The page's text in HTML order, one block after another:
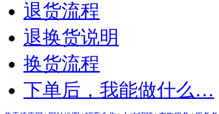
退货流程
退换货说明
换货流程
下单后，我能做什么…